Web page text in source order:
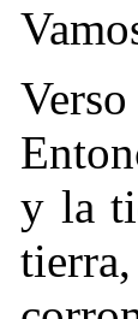
y la